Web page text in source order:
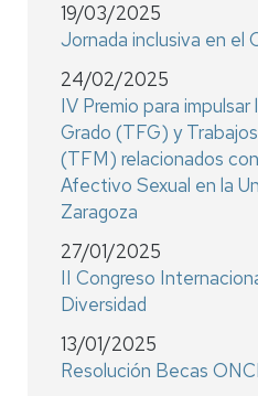
19/03/2025
Jornada inclusiva en el
24/02/2025
IV Premio para
Grado (TFG) y
(TFM) relacionados
Afectivo Sexual en la
Zaragoza
27/01/2025
II Congreso
Diversidad
13/01/2025
Resolución Becas